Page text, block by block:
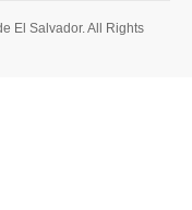
El Salvador. All Rights